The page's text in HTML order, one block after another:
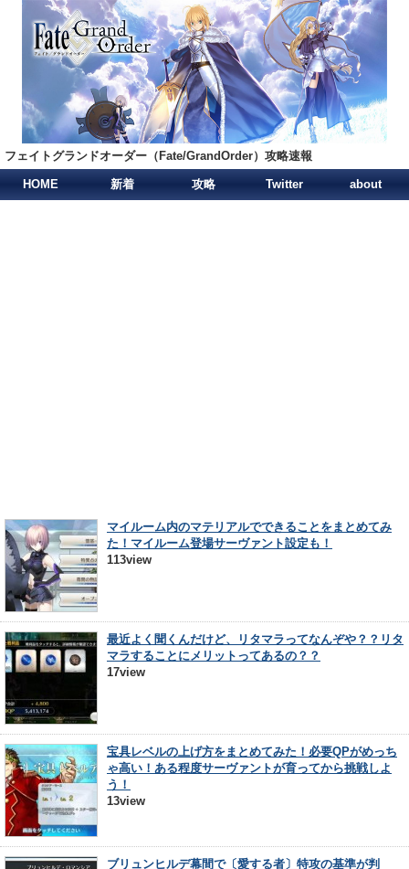
フェイトグランドオーダー（Fate/GrandOrder）攻略速報
HOME 新着 攻略 Twitter about
マイルーム内のマテリアルでできることをまとめてみ
た！マイルーム登場サーヴァント設定も！
113view
最近よく聞くんだけど、リタマラってなんぞや？？リタ
マラすることにメリットってあるの？？
17view
宝具レベルの上げ方をまとめてみた！必要QPがめっち
ゃ高い！ある程度サーヴァントが育ってから挑戦しよ
う！
13view
ブリュンヒルデ幕間で〔愛する者〕特攻の基準が判